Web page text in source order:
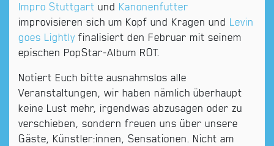
Impro Stuttgart und Kanonenfutter
improvisieren sich um Kopf und Kragen und Levin
goes Lightly finalisiert den Februar mit seinem
epischen PopStar-Album ROT.
Notiert Euch bitte ausnahmslos alle
Veranstaltungen, wir haben nämlich überhaupt
keine Lust mehr, irgendwas abzusagen oder zu
verschieben, sondern freuen uns über unsere
Gäste, Künstler:innen, Sensationen. Nicht am